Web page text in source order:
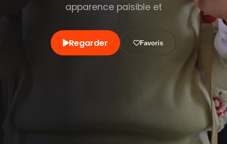
apparence paisible et
Regarder Favoris